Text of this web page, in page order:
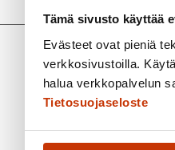
Tämä sivusto käyttää
Evästeet ovat pieniä
verkkosivustoilla.
halua verkkopalvelun
Tietosuojaseloste